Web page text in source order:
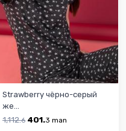
Strawberry чёрно-серый
же...
1,112.6 401.3 man